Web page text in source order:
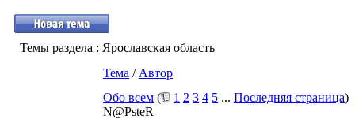
Темы раздела : Ярославская область
Тема / Автор
Обо всем ( 1 2 3 4 5 ... Последняя страница)
N@PsteR